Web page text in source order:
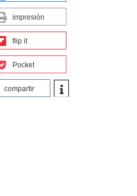
impresión
flip it
Pocket
compartir